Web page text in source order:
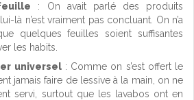
: On avait parlé des produits
là n’est vraiment pas concluant. On n’a
quelques feuilles soient suffisantes
les habits.
universel: Comme on s’est offert le
jamais faire de lessive à la main, on ne
servi, surtout que les lavabos ont en